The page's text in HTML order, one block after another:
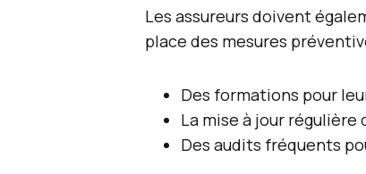
Les assureurs doivent
place des mesures
Des formations pour
La mise à jour
Des audits fréquents